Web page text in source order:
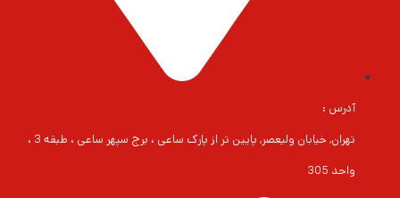
آدرس :
تهران, خیابان ولیعصر, پایین تر از پارک ساعی ، برج سپهر ساعی ، طبقه 3 ،
واحد 305